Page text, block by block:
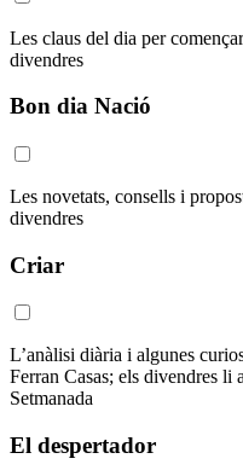
Les claus del dia per
divendres
Bon dia Nació
Les novetats, consells i
divendres
Criar
L’anàlisi diària i algunes
Ferran Casas; els divendres
Setmanada
El despertador